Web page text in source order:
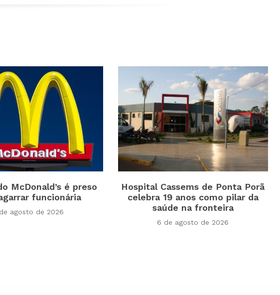
McDonald’s é preso
funcionária
agosto de 2026
Hospital Cassems de Ponta Porã
celebra 19 anos como pilar da
saúde na fronteira
6 de agosto de 2026